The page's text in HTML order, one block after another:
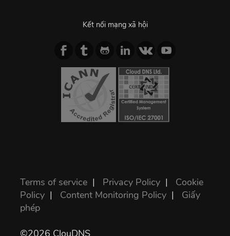
Kết nối mạng xã hội
Terms of service | Privacy Policy | Cookie
Policy | Content Monitoring Policy | Giấy
phép
©2026 ClouDNS